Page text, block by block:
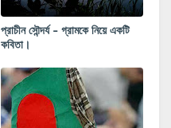
প্রাচীন সৌন্দর্য - গ্রামকে নিয়ে একটি
কবিতা।